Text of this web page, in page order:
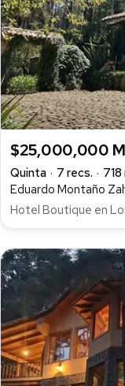
$25,000,000
Quinta
7 recs.
718
Eduardo Montaño
Hotel Boutique en